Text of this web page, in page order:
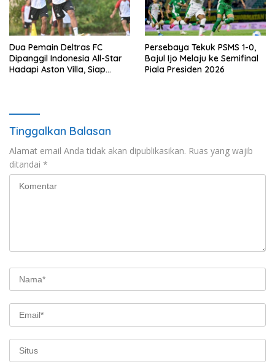
Dua Pemain Deltras FC
Dipanggil Indonesia All-Star
Hadapi Aston Villa, Siap
Persebaya Tekuk PSMS 1-0,
Bajul Ijo Melaju ke Semifinal
Piala Presiden 2026
Tinggalkan Balasan
Alamat email Anda tidak akan dipublikasikan. Ruas yang wajib
ditandai *